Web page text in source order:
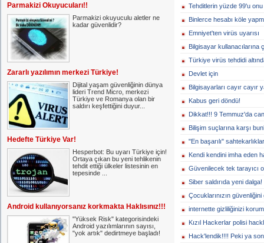
Parmakizi Okuyucuları!!
Parmakizi okuyuculu aletler ne
kadar güvenlidir?
Zararlı yazılımın merkezi Türkiye!
Dijital yaşam güvenliğinin dünya
lideri Trend Micro, merkezi
Türkiye ve Romanya olan bir
saldırı keşfettiğini duyur...
Hedefte Türkiye Var!
Hesperbot: Bu uyarı Türkiye için!
Ortaya çıkan bu yeni tehlikenin
tehdit ettiği ülkeler listesinin en
tepesinde ...
Android kullanıyorsanız korkmakta Haklısınız!!!
"Yüksek Risk" kategorisindeki
Android yazılımlarının sayısı,
"yok artık" dedirtmeye başladı!
Tehditlerin yüzde 99'u onu
Binlerce hesabı köle
Emniyet'ten virüs uyarısı
Bilgisayar kullanacılarına
Türkiye virüs tehdidi
Devlet için
Bilgisayarları cayır cayır
Kabus geri döndü!
Dikkat!!! 9 Temmuz'da
Bilişim suçlarına karşı
"En başarılı"
Kendi kendini imha eden
Güvenilecek tek tarayıcı
Siber saldırıda yeni dalga!
Çocuklarınızın
internette gizliliğinizi
Kızıl Hackerlar polisi
Hack'lendik!!!! Peki ya